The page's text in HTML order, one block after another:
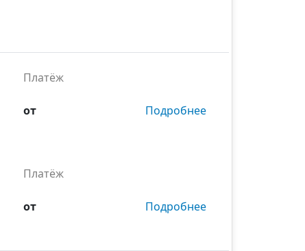
Платёж
от Подробнее
Платёж
от Подробнее